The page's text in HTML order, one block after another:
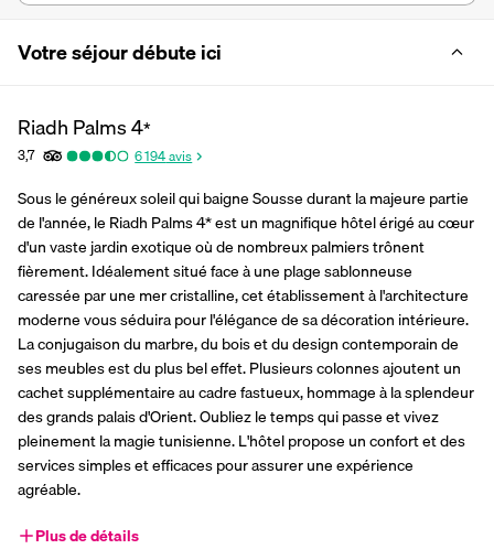
Votre séjour débute ici
Riadh Palms4*
3,7 6 194avis
Sous le généreux soleil qui baigne Sousse durant la majeure partie
de l'année, le Riadh Palms 4* est un magnifique hôtel érigé au cœur
d'un vaste jardin exotique où de nombreux palmiers trônent
fièrement. Idéalement situé face à une plage sablonneuse
caressée par une mer cristalline, cet établissement à l'architecture
moderne vous séduira pour l'élégance de sa décoration intérieure.
La conjugaison du marbre, du bois et du design contemporain de
ses meubles est du plus bel effet. Plusieurs colonnes ajoutent un
cachet supplémentaire au cadre fastueux, hommage à la splendeur
des grands palais d'Orient. Oubliez le temps qui passe et vivez
pleinement la magie tunisienne. L'hôtel propose un confort et des
services simples et efficaces pour assurer une expérience
agréable.
Plus de détails